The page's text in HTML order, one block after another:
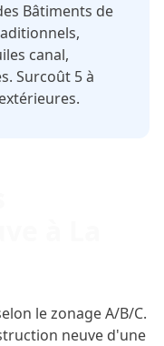
Bâtiments de
canal,
Surcoût 5 à
le zonage A/B/C.
neuve d'une